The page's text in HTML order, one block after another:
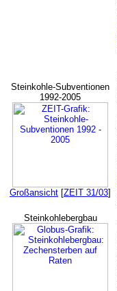
Steinkohle-Subventionen
1992-2005
Großansicht [ZEIT 31/03]
Steinkohlebergbau